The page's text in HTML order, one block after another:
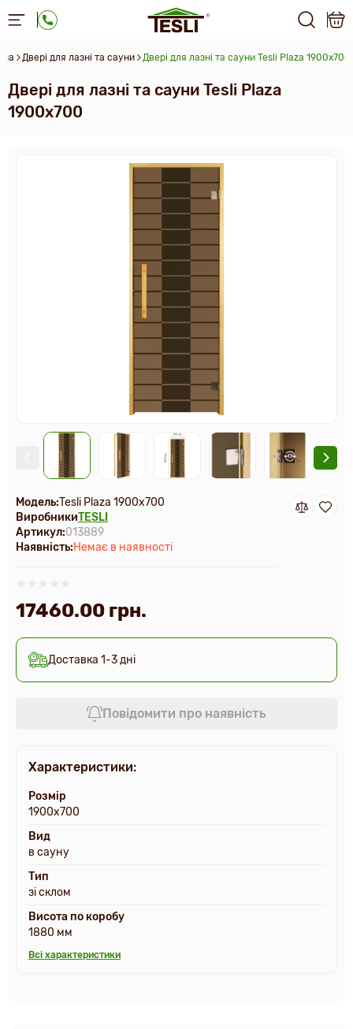
Двері для лазні та сауни Двері для лазні та сауни Tesli Plaza 1900х700
Двері для лазні та сауни Tesli Plaza
1900х700
Модель:Tesli Plaza 1900х700
ВиробникиTESLI
Артикул:013889
Наявність:Немає в наявності
Доставка 1-3 дні
17460.00 грн.
Повідомити про наявність
Характеристики:
Розмір
1900х700
Вид
в сауну
Тип
зі склом
Висота по коробу
1880 мм
Всі характеристики